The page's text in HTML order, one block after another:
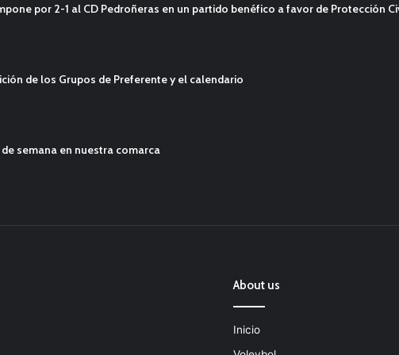
por 2-1 al CD Pedroñeras en un partido benéfico a favor de Protección
de los Grupos de Preferente y el calendario
semana en nuestra comarca
About us
Inicio